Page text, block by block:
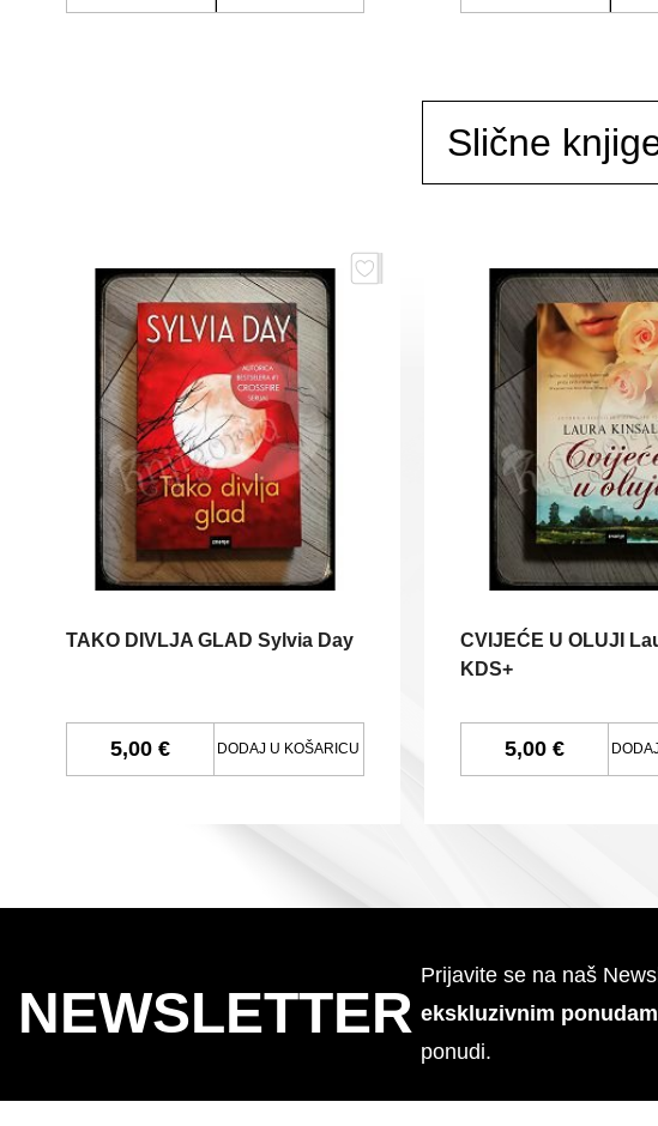
Slične
TAKO DIVLJA GLAD Sylvia Day
5,00 € DODAJ U KOŠARICU
CVIJEĆE U OLUJI
KDS+
5,00 €
NEWSLETTER
Prijavite se na naš
ekskluzivnim
ponudi.